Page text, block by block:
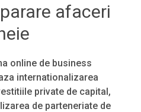
afaceri
online de business
internationalizarea
private de capital,
de parteneriate de